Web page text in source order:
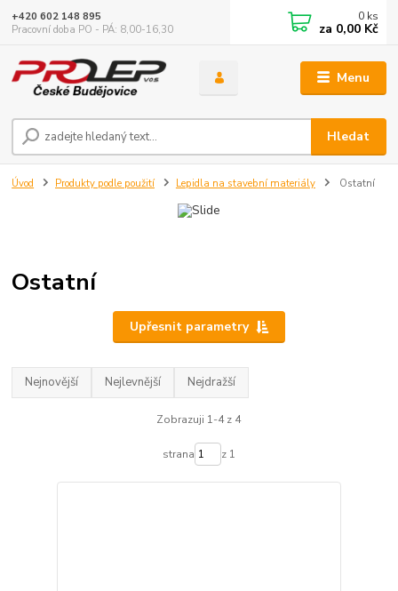
Menu
Hledat
+420 602 148 895
Pracovní doba PO - PÁ: 8,00-16,30
0 ks
za 0,00 Kč
Úvod Produkty podle použití Lepidla na stavební materiály Ostatní
Ostatní
Upřesnit parametry
Nejnovější Nejlevnější Nejdražší
Zobrazuji 1-4 z 4
strana z 1